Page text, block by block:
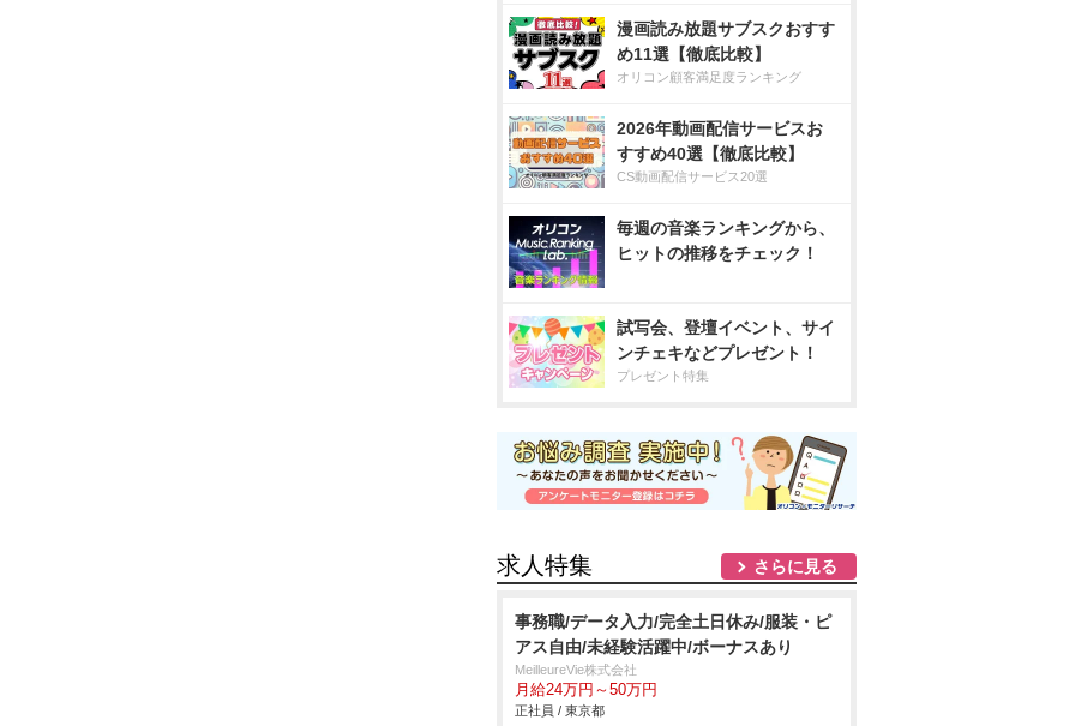
漫画読み放題サブスクおすす
め11選【徹底比較】
オリコン顧客満足度ランキング
2026年動画配信サービスお
すすめ40選【徹底比較】
CS動画配信サービス20選
毎週の音楽ランキングから、
ヒットの推移をチェック！
試写会、登壇イベント、サイ
ンチェキなどプレゼント！
プレゼント特集
求人特集 さらに見る
事務職/データ入力/完全土日休み/服装・ピ
アス自由/未経験活躍中/ボーナスあり
MeilleureVie株式会社
月給24万円～50万円
正社員 / 東京都